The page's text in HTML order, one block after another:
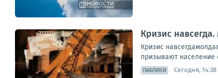
Кризис
Кризис
призывают население
ПАБЛИКИ Сегодня, 14:38